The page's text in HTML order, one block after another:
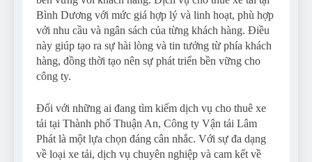
Bình Dương với mức giá hợp lý và linh hoạt, phù hợp
với nhu cầu và ngân sách của từng khách hàng. Điều
này giúp tạo ra sự hài lòng và tin tưởng từ phía khách
hàng, đồng thời tạo nên sự phát triển bền vững cho
công ty.
Đối với những ai đang tìm kiếm dịch vụ cho thuê xe
tải tại Thành phố Thuận An, Công ty Vận tải Lâm
Phát là một lựa chọn đáng cân nhắc. Với sự đa dạng
về loại xe tải, dịch vụ chuyên nghiệp và cam kết về